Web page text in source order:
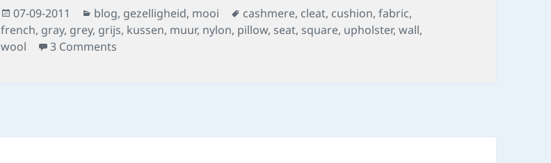
Posted
on
07-09-2011 Categories
blog, gezelligheid, mooi Tags
cashmere, cleat, cushion,fabric,
french, gray, grey, grijs, kussen, muur, nylon, pillow, seat, square, upholster,wall,
wool
3 Comments